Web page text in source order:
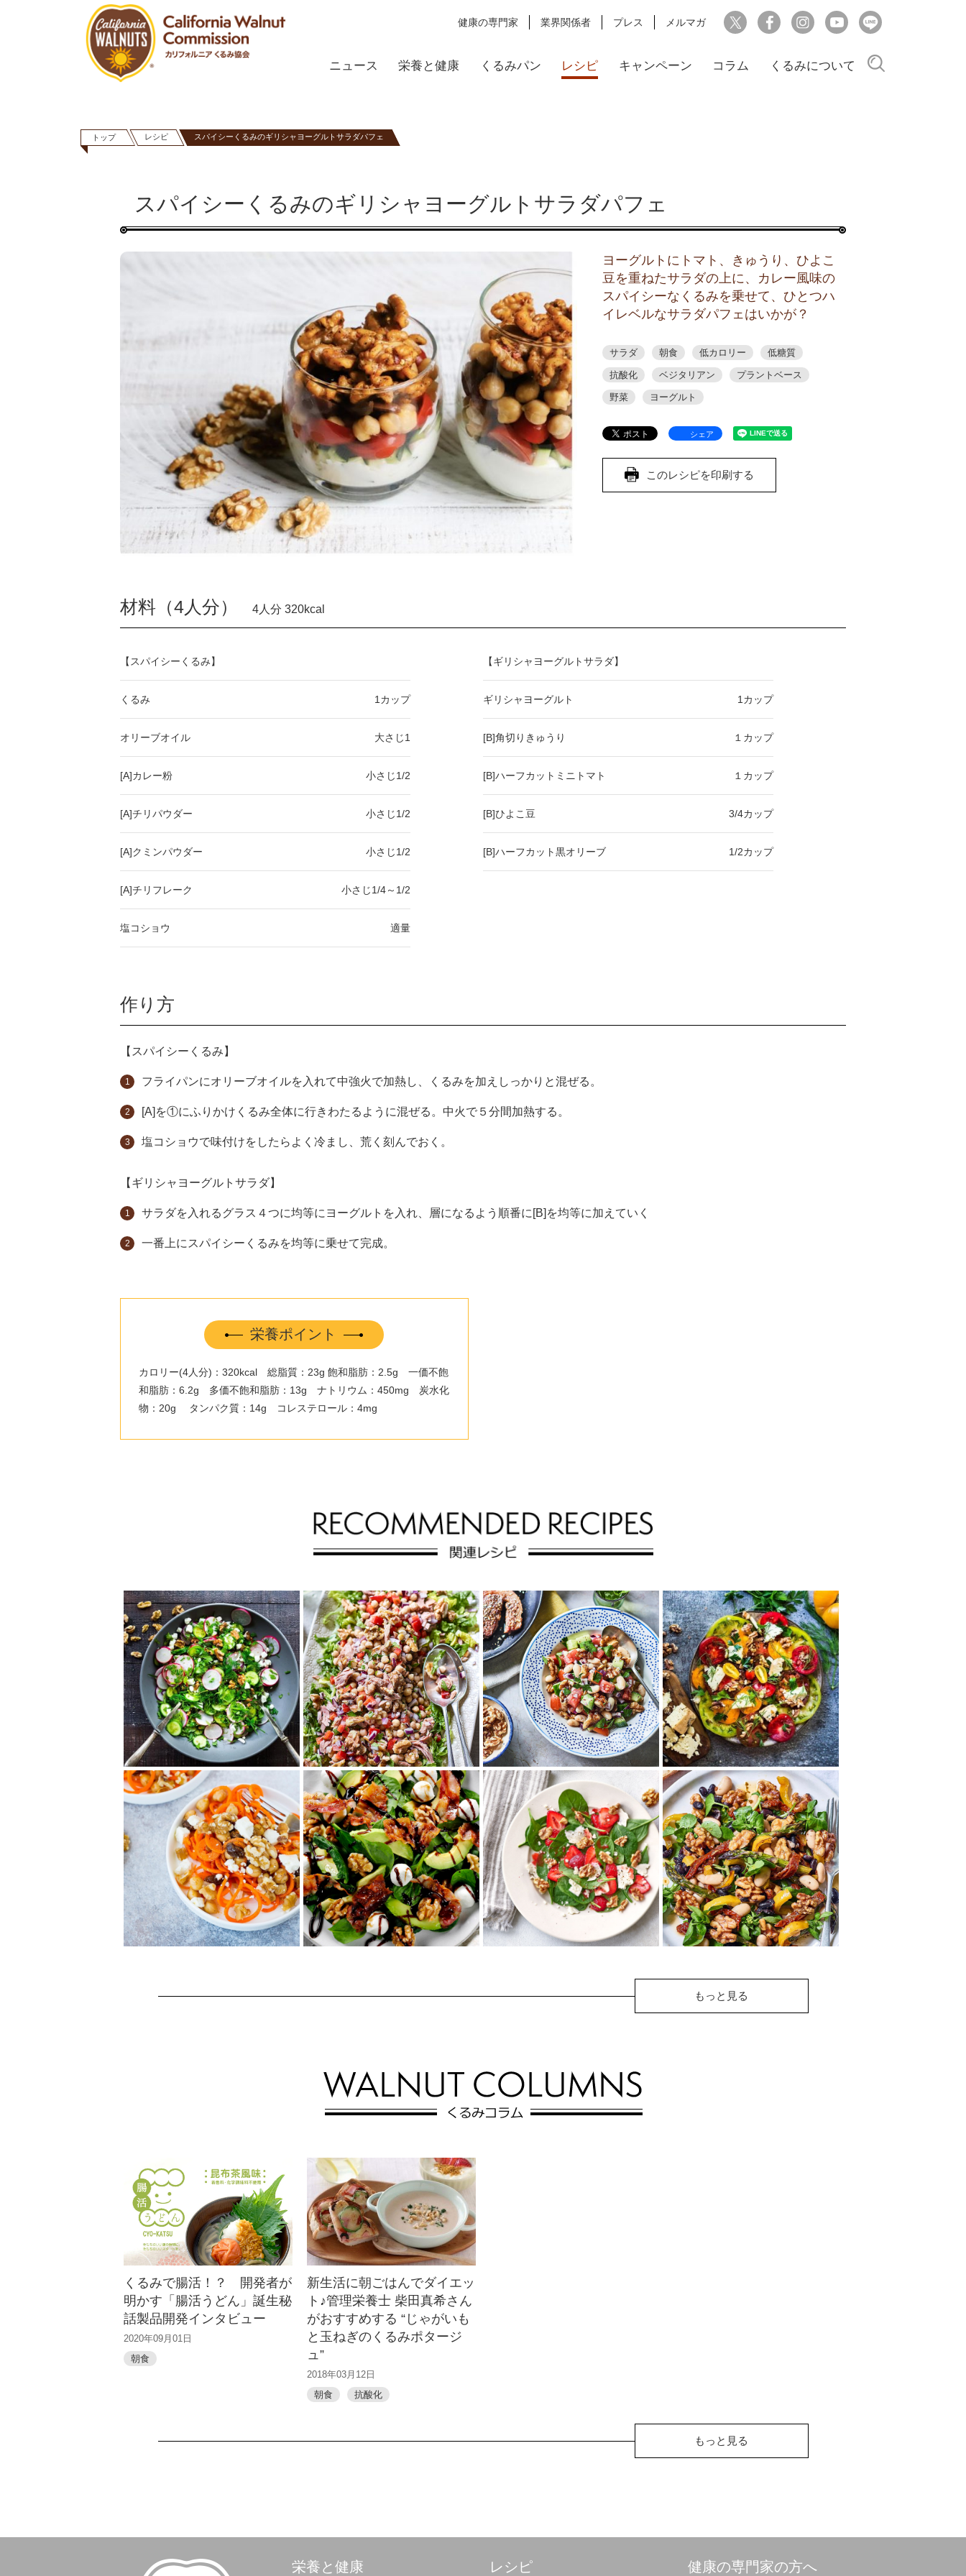
健康の専門家 業界関係者 プレス メルマガ
ニュース 栄養と健康 くるみパン レシピ キャンペーン コラム くるみについて
トップ レシピ スパイシーくるみのギリシャヨーグルトサラダパフェ
スパイシーくるみのギリシャヨーグルトサラダパフェ
ヨーグルトにトマト、きゅうり、ひよこ
豆を重ねたサラダの上に、カレー風味の
スパイシーなくるみを乗せて、ひとつハ
イレベルなサラダパフェはいかが？
サラダ 朝食 低カロリー 低糖質
抗酸化 ベジタリアン プラントベース
野菜 ヨーグルト
シェア
このレシピを印刷する
材料（4人分） 4人分 320kcal
【スパイシーくるみ】
くるみ 1カップ
オリーブオイル 大さじ1
[A]カレー粉 小さじ1/2
[A]チリパウダー 小さじ1/2
[A]クミンパウダー 小さじ1/2
[A]チリフレーク 小さじ1/4～1/2
塩コショウ 適量
【ギリシャヨーグルトサラダ】
ギリシャヨーグルト 1カップ
[B]角切りきゅうり １カップ
[B]ハーフカットミニトマト １カップ
[B]ひよこ豆 3/4カップ
[B]ハーフカット黒オリーブ 1/2カップ
作り方
【スパイシーくるみ】
フライパンにオリーブオイルを入れて中強火で加熱し、くるみを加えしっかりと混ぜる。
[A]を①にふりかけくるみ全体に行きわたるように混ぜる。中火で５分間加熱する。
塩コショウで味付けをしたらよく冷まし、荒く刻んでおく。
【ギリシャヨーグルトサラダ】
サラダを入れるグラス４つに均等にヨーグルトを入れ、層になるよう順番に[B]を均等に加えていく
一番上にスパイシーくるみを均等に乗せて完成。
栄養ポイント
カロリー(4人分)：320kcal 総脂質：23g 飽和脂肪：2.5g 一価不飽
和脂肪：6.2g 多価不飽和脂肪：13g ナトリウム：450mg 炭水化
物：20g タンパク質：14g コレステロール：4mg
ペルシャ風くるみサラ
ダ
きゅうりやミニトマト、オニオ
ンなどをミントやレモン、ディ
ルなどと和えてさっぱり仕立て
に。ローストくる...
地中海式くるみとツナ
のアンティパストサラ
ダ
シャキシャキレタスの上に、栄
養豊富なくるみやツナ、ひよこ
豆、みじん切り野菜がたっぷり
乗った地中海式サ...
くるみと豆のトルコ風
サラダ
オリーブオイルと爽やかな中東
のスパイスで仕上げたさっぱり
サラダ。くるみを加えれば、香
ばしさや食感がプ...
ローストくるみとスモ
ークブルーチーズのト
マトサラダ
色鮮やかなトマトにくるみとブ
ルーチーズをのせた、栄養たっ
ぷりサラダ。くるみの香ばしさ
とチーズの濃厚な...
ャロットヌードルサラ
具沢山のサラダレシピです。カ
リカリに焼いたパ...
くるみ、いちご、ベビ
色味で食卓が彩りそう♪
くるみ、ミックスビー
ンズ、クレソンのサラ
ダ
もっと見る
くるみで腸活！？ 開発者が
明かす「腸活うどん」誕生秘
話製品開発インタビュー
2020年09月01日
朝食
新生活に朝ごはんでダイエッ
ト♪管理栄養士 柴田真希さん
がおすすめする “じゃがいも
と玉ねぎのくるみポタージ
ュ”
2018年03月12日
朝食
抗酸化
もっと見る
栄養と健康 レシピ 健康の専門家の方へ